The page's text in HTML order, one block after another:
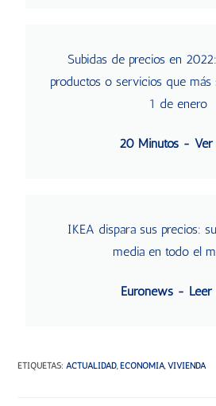
Subidas de precios en
productos o servicios que más
1 de enero
20 Minutos - Ver
IKEA dispara sus precios:
media en todo el
Euronews - Leer
ETIQUETAS:ACTUALIDAD, ECONOMÍA, VIVIENDA